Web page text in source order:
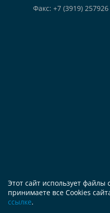
Факс: +7 (3919) 257926
Этот сайт использует
принимаете все Cookies
ссылке.